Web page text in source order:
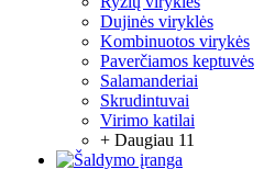
Dujinės viryklės
Kombinuotos virykės
Paverčiamos keptuvės
Salamanderiai
Skrudintuvai
Virimo katilai
+ Daugiau 11